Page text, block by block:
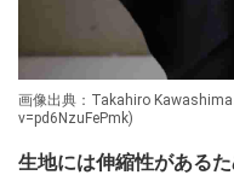
画像出典：Takahiro
v=pd6NzuFePmk)
生地には伸縮性がある